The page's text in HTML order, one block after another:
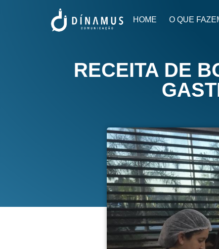
HOME O QUE
RECEITA DE